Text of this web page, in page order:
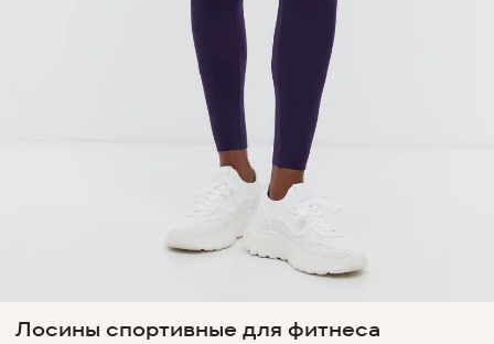
Лосины спортивные для фитнеса